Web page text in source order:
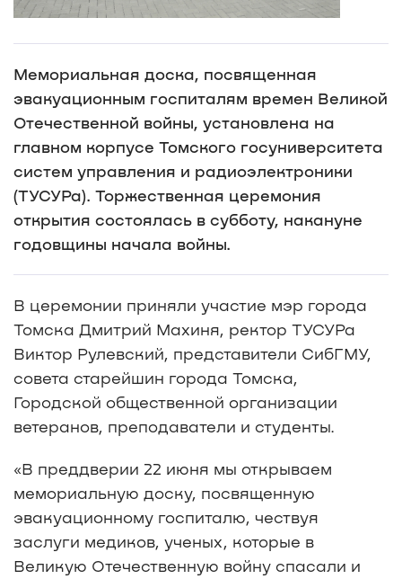
Мемориальная доска, посвященная
эвакуационным госпиталям времен Великой
Отечественной войны, установлена на
главном корпусе Томского госуниверситета
систем управления и радиоэлектроники
(ТУСУРа). Торжественная церемония
открытия состоялась в субботу, накануне
годовщины начала войны.
В церемонии приняли участие мэр города
Томска Дмитрий Махиня, ректор ТУСУРа
Виктор Рулевский, представители СибГМУ,
совета старейшин города Томска,
Городской общественной организации
ветеранов, преподаватели и студенты.
«В преддверии 22 июня мы открываем
мемориальную доску, посвященную
эвакуационному госпиталю, чествуя
заслуги медиков, ученых, которые в
Великую Отечественную войну спасали и